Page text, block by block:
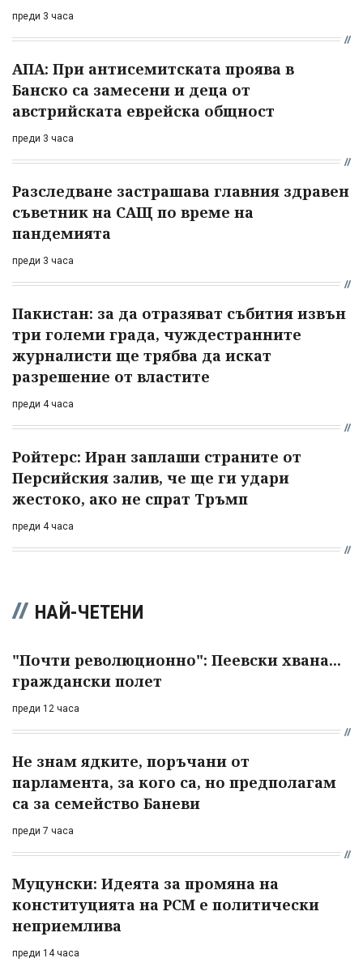
преди 3 часа
АПА: При антисемитската проява в
Банско са замесени и деца от
австрийската еврейска общност
преди 3 часа
Разследване застрашава главния здравен
съветник на САЩ по време на
пандемията
преди 3 часа
Пакистан: за да отразяват събития извън
три големи града, чуждестранните
журналисти ще трябва да искат
разрешение от властите
преди 4 часа
Ройтерс: Иран заплаши страните от
Персийския залив, че ще ги удари
жестоко, ако не спрат Тръмп
преди 4 часа
НАЙ-ЧЕТЕНИ
"Почти революционно": Пеевски хвана...
граждански полет
преди 12 часа
Не знам ядките, поръчани от
парламента, за кого са, но предполагам
са за семейство Баневи
преди 7 часа
Муцунски: Идеята за промяна на
конституцията на РСМ е политически
неприемлива
преди 14 часа